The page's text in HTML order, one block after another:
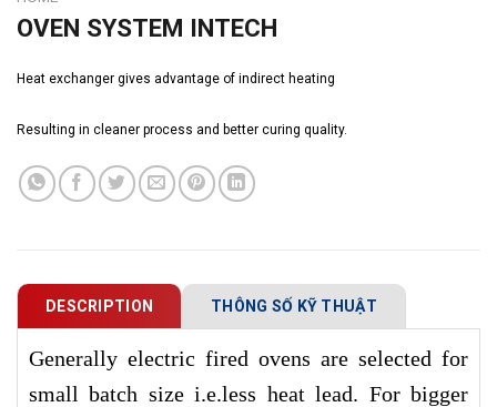
OVEN SYSTEM INTECH
Heat exchanger gives advantage of indirect heating
Resulting in cleaner process and better curing quality.
DESCRIPTION THÔNG SỐ KỸ THUẬT
Generally electric fired ovens are selected for
small batch size i.e.less heat lead. For bigger